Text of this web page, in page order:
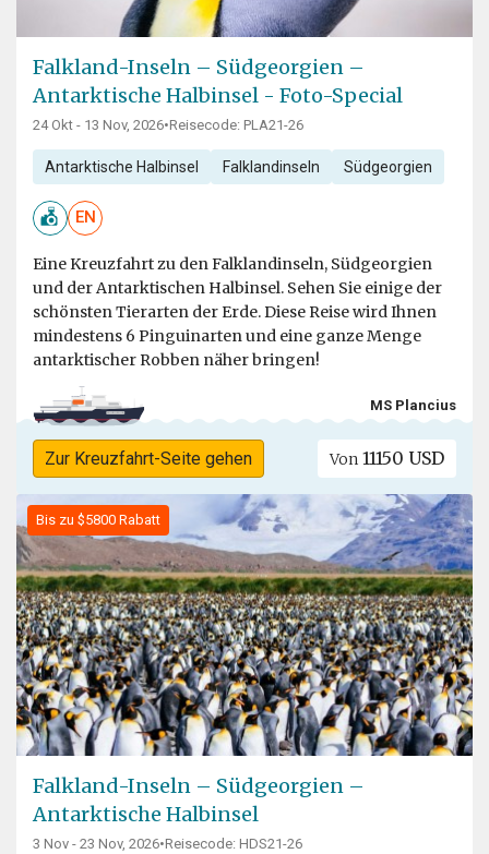
Falkland-Inseln – Südgeorgien –
Antarktische Halbinsel - Foto-Special
24 Okt - 13 Nov, 2026•Reisecode: PLA21-26
Antarktische Halbinsel Falklandinseln Südgeorgien
EN
Eine Kreuzfahrt zu den Falklandinseln, Südgeorgien
und der Antarktischen Halbinsel. Sehen Sie einige der
schönsten Tierarten der Erde. Diese Reise wird Ihnen
mindestens 6 Pinguinarten und eine ganze Menge
antarktischer Robben näher bringen!
MS Plancius
Zur Kreuzfahrt-Seite gehen Von 11150 USD
Bis zu $5800 Rabatt
Falkland-Inseln – Südgeorgien –
Antarktische Halbinsel
3 Nov - 23 Nov, 2026•Reisecode: HDS21-26